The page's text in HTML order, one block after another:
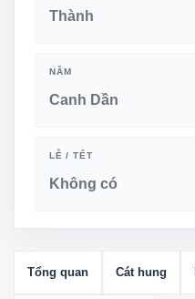
Thành
NĂM
Canh Dần
LỄ / TẾT
Không có
Tổng quan Cát hung